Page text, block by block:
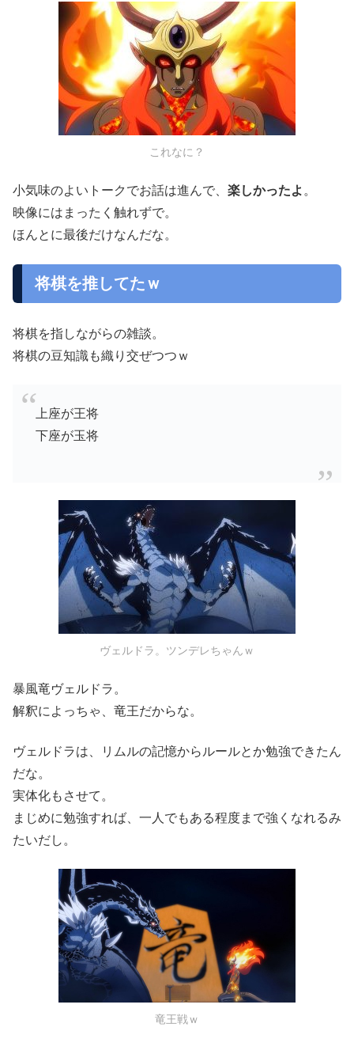
これなに？
小気味のよいトークでお話は進んで、 楽しかったよ。
映像にはまったく触れずで。
ほんとに最後だけなんだな。
将棋を推してたｗ
将棋を指しながらの雑談。
将棋の豆知識も織り交ぜつつｗ
上座が王将
下座が玉将
ヴェルドラ。ツンデレちゃんｗ
暴風竜ヴェルドラ。
解釈によっちゃ、竜王だからな。
ヴェルドラは、リムルの記憶からルールとか勉強できたん
だな。
実体化もさせて。
まじめに勉強すれば、一人でもある程度まで強くなれるみ
たいだし。
竜王戦ｗ